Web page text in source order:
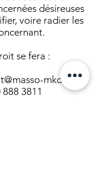
désireuses
voire radier les
se fera :
mko.com
888 3811